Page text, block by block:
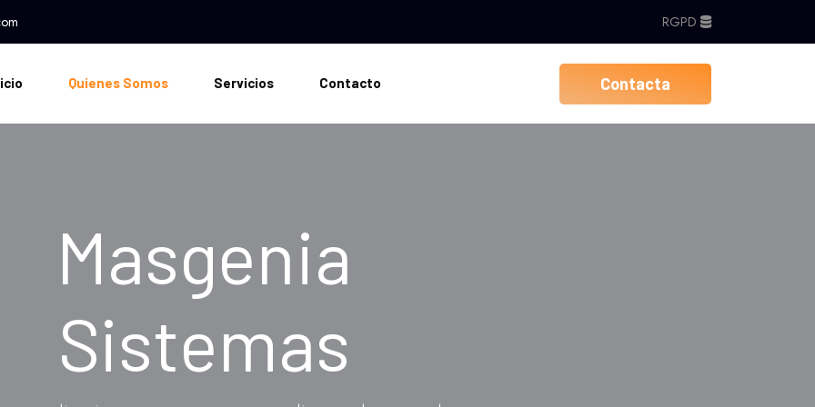
RGPD
Quienes Somos Servicios Contacto Contacta
Masgenia
Sistemas